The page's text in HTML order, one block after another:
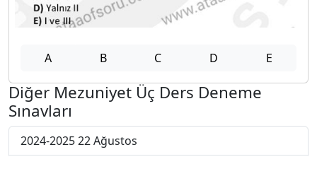
A B C D E
Diğer Mezuniyet Üç Ders Deneme
Sınavları
2024-2025 22 Ağustos